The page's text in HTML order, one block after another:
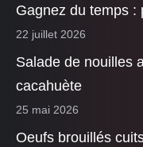
Gagnez du temps :
22 juillet 2026
Salade de nouilles
cacahuète
25 mai 2026
Oeufs brouillés